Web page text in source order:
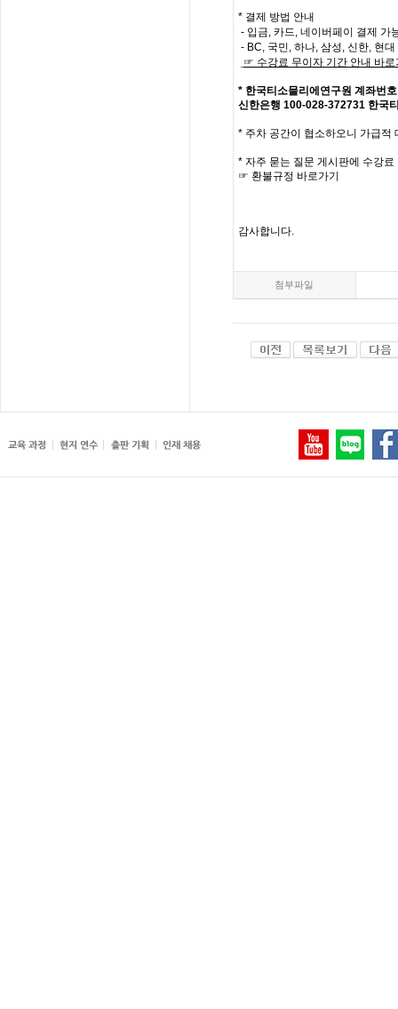
* 결제 방법 안내
- 입금, 카드, 네이버페이 결제 가
- BC, 국민, 하나, 삼성, 신한, 현
☞ 수강료 무이자 기간 안내 바로
* 한국티소믈리에연구원 계좌번호
신한은행 100-028-372731 한국
* 주차 공간이 협소하오니 가급적
* 자주 묻는 질문 게시판에 수강료
☞ 환불규정 바로가기
감사합니다.
첨부파일